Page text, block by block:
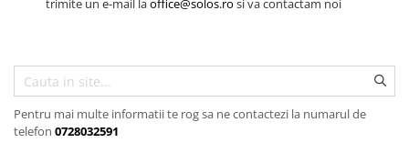
Baterii lavoar montare pe tavan
Robinete coltar
Robinete masina de spalat
trimite un e-mail laoffice@solos.ro si va contactam noi
Pentru mai multe informatii te rog sa ne contactezi la numarul de
telefon 0728032591